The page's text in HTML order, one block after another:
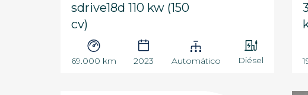
sdrive18d 110 kw (150
cv)
69.000 km 2023 Automático Diésel